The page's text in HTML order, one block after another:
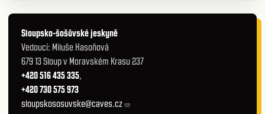
Sloupsko-šošůvské jeskyně
Vedoucí: Miluše Hasoňová
679 13 Sloup v Moravském Krasu 237
+420 516 435 335,
+420 730 575 973
sloupskososuvske@caves.cz